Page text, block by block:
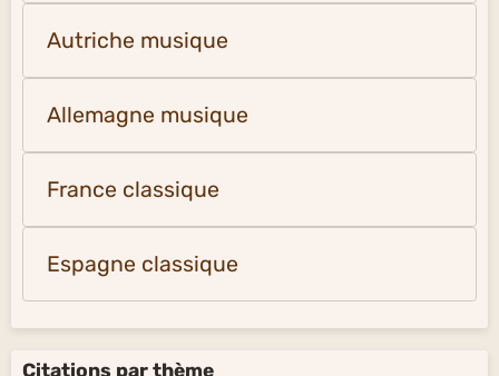
Autriche musique
Allemagne musique
France classique
Espagne classique
Citations par thème